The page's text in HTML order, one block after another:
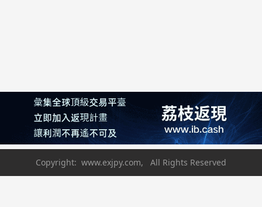
Copyright: www.exjpy.com, All Rights Reserved